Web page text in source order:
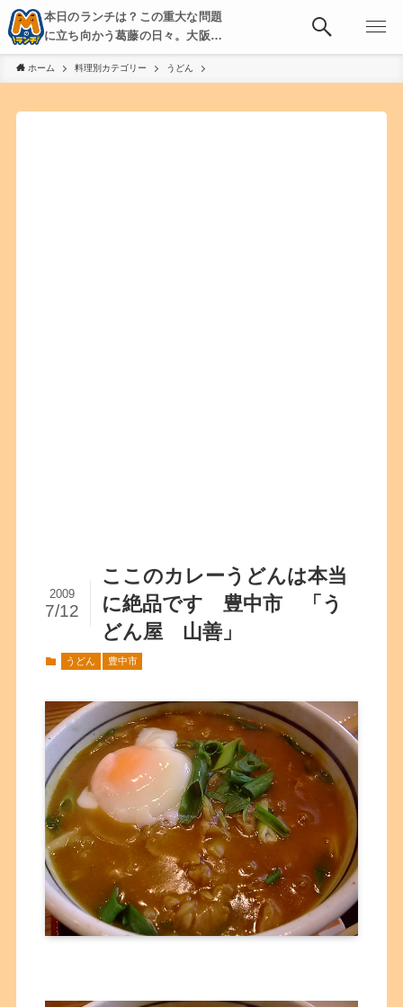
本日のランチは？この重大な問題
に立ち向かう葛藤の日々。大阪・
京都・神戸を中心とした食べ歩
き、飲み歩きを綴る。
ホーム 料理別カテゴリー うどん
ここのカレーうどんは本当
に絶品です 豊中市 「う
どん屋 山善」
2009
7/12
うどん 豊中市